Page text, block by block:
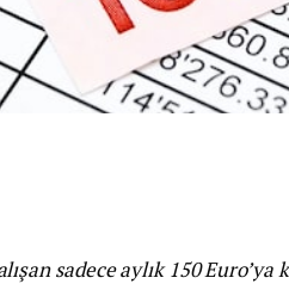
sadece aylık 150